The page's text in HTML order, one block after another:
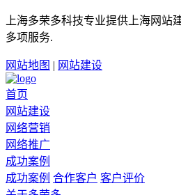
上海多荣多科技专业提供上海网站
多项服务.
网站地图 | 网站建设
首页
网站建设
网络营销
网络推广
成功案例
成功案例 合作客户 客户评价